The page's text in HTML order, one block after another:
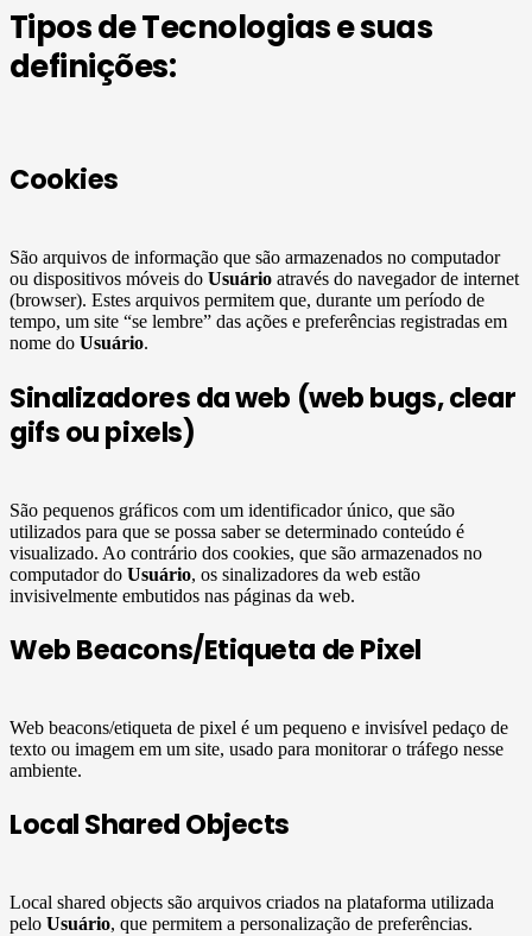
Tipos de Tecnologias e suas
definições:
Cookies
São arquivos de informação que são armazenados no computador
ou dispositivos móveis do Usuário através do navegador de internet
(browser). Estes arquivos permitem que, durante um período de
tempo, um site “se lembre” das ações e preferências registradas em
nome do Usuário.
Sinalizadores da web (web bugs, clear
gifs ou pixels)
São pequenos gráficos com um identificador único, que são
utilizados para que se possa saber se determinado conteúdo é
visualizado. Ao contrário dos cookies, que são armazenados no
computador do Usuário, os sinalizadores da web estão
invisivelmente embutidos nas páginas da web.
Web Beacons/Etiqueta de Pixel
Web beacons/etiqueta de pixel é um pequeno e invisível pedaço de
texto ou imagem em um site, usado para monitorar o tráfego nesse
ambiente.
Local Shared Objects
Local shared objects são arquivos criados na plataforma utilizada
pelo Usuário, que permitem a personalização de preferências.